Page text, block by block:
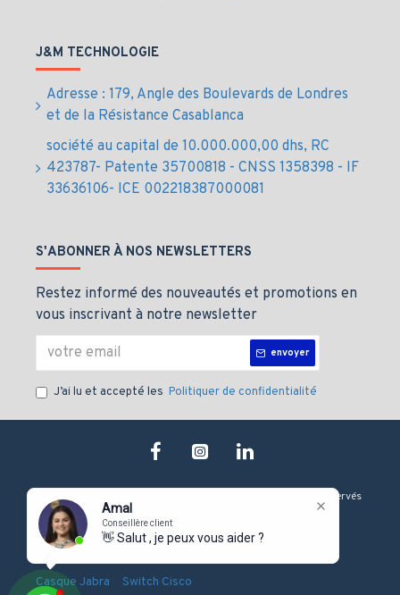
Amal
Conseillère client
👋 Salut , je peux vous aider ?
J&M TECHNOLOGIE
Adresse : 179, Angle des Boulevards de Londres
et de la Résistance Casablanca
société au capital de 10.000.000,00 dhs, RC
423787- Patente 35700818 - CNSS 1358398 - IF
33636106- ICE 002218387000081
S'ABONNER À NOS NEWSLETTERS
Restez informé des nouveautés et promotions en
vous inscrivant à notre newsletter
envoyer
J’ai lu et accepté les Politiquer de confidentialité
Copyright © 2019, J&M technologie, Tous les droits sont Réservés
Onduleur Eaton-Serveur Dell-Firewall Fortinet-
Casque Jabra Switch Cisco